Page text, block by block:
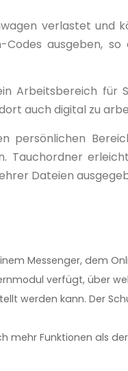
verlastet und
Codes ausgeben,
Arbeitsbereich für
auch digital zu
persönlichen
Tauchordner
Dateien
Messenger, dem
verfügt, über
werden kann. Der
mehr Funktionen als